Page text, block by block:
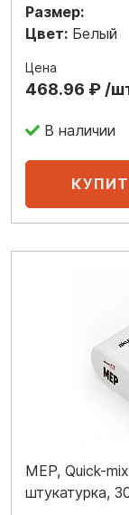
Размер:
Цвет: Белый
Цена
468.96 ₽ /
В наличии
MEP, Quick-
штукатурка,